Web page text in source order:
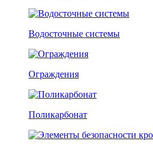
Водосточные системы
Ограждения
Поликарбонат